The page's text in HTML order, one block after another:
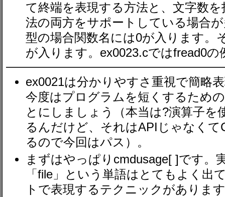
て終端を表現する方法と、文字数
法の両方をサポートしている場合
型の場合関数名には0が入ります。
が入ります。ex0023.cではfread0
ex0021は分かりやすさ重視で簡略
今度はプログラムを短くするため
とにしましょう（本当は?演算子を
るんだけど、それはAPIじゃなくて
るので今回はパス）。
まずはやっぱりcmdusage[ ]です。
「file」という単語はとてもよく出
トで表現するテクニックがありま